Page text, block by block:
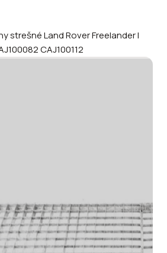
strešné Land Rover Freelander I
CAJ100112